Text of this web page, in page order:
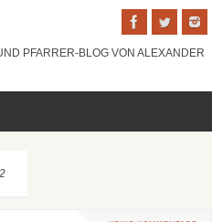
PFARRER-BLOG VON ALEXANDER